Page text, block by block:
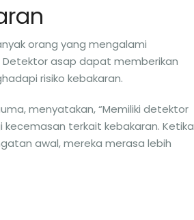
orang yang mengalami
asap dapat memberikan
risiko kebakaran.
menyatakan, “Memiliki detektor
terkait kebakaran. Ketika
awal, mereka merasa lebih